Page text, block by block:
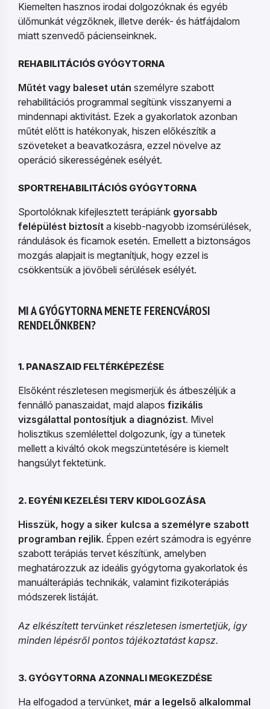
Kiemelten hasznos irodai dolgozóknak és egyéb
ülőmunkát végzőknek, illetve derék- és hátfájdalom
miatt szenvedő pácienseinknek.
REHABILITÁCIÓS GYÓGYTORNA
Műtét vagy baleset után személyre szabott
rehabilitációs programmal segítünk visszanyerni a
mindennapi aktivitást. Ezek a gyakorlatok azonban
műtét előtt is hatékonyak, hiszen előkészítik a
szöveteket a beavatkozásra, ezzel növelve az
operáció sikerességének esélyét.
SPORTREHABILITÁCIÓS GYÓGYTORNA
Sportolóknak kifejlesztett terápiánk gyorsabb
felépülést biztosít a kisebb-nagyobb izomsérülések,
rándulások és ficamok esetén. Emellett a biztonságos
mozgás alapjait is megtanítjuk, hogy ezzel is
csökkentsük a jövőbeli sérülések esélyét.
MI A GYÓGYTORNA MENETE FERENCVÁROSI
RENDELŐNKBEN?
1. PANASZAID FELTÉRKÉPEZÉSE
Elsőként részletesen megismerjük és átbeszéljük a
fennálló panaszaidat, majd alapos fizikális
vizsgálattal pontosítjuk a diagnózist. Mivel
holisztikus szemlélettel dolgozunk, így a tünetek
mellett a kiváltó okok megszüntetésére is kiemelt
hangsúlyt fektetünk.
2. EGYÉNI KEZELÉSI TERV KIDOLGOZÁSA
Hisszük, hogy a siker kulcsa a személyre szabott
programban rejlik. Éppen ezért számodra is egyénre
szabott terápiás tervet készítünk, amelyben
meghatározzuk az ideális gyógytorna gyakorlatok és
manuálterápiás technikák, valamint fizikoterápiás
módszerek listáját.
Az elkészített tervünket részletesen ismertetjük, így
minden lépésről pontos tájékoztatást kapsz.
3. GYÓGYTORNA AZONNALI MEGKEZDÉSE
Ha elfogadod a tervünket, már a legelső alkalommal